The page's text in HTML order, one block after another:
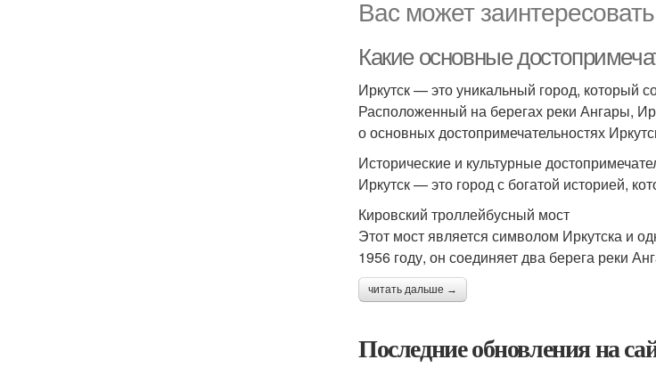
Вас может заинтересовать
Какие основные
Иркутск — это уникальный город, который
Расположенный на берегах реки Ангары,
о основных достопримечательностях
Исторические и культурные
Иркутск — это город с богатой историей,
Кировский троллейбусный мост
Этот мост является символом Иркутска и
1956 году, он соединяет два берега реки
читать дальше →
Последние обновления на